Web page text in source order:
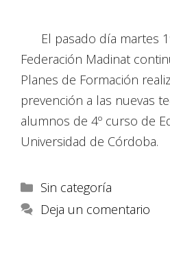
El pasado día martes
Federación Madinat
Planes de Formación
prevención a las nuevas
alumnos de 4º curso de
Universidad de Córdoba.
Sin categoría
Deja un comentario